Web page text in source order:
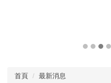
首頁 最新消息